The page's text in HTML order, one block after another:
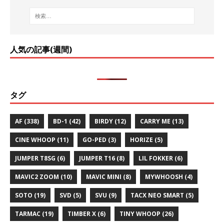
人気の記事(週間)
タグ
AF (338) BD-1 (42) BIRDY (12) CARRY ME (13)
CINE WHOOP (11) GO-PED (3) HORIZE (5)
JUMPER T8SG (6) JUMPER T16 (8) LIL FOKKER (6)
MAVIC2 ZOOM (10) MAVIC MINI (8) MYWHOOSH (4)
SOTO (19) SVD (5) SVU (9) TACX NEO SMART (5)
TARMAC (19) TIMBER X (6) TINY WHOOP (26)